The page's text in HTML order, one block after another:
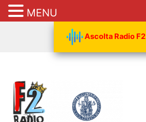
Ascolta Radio F2
MENU